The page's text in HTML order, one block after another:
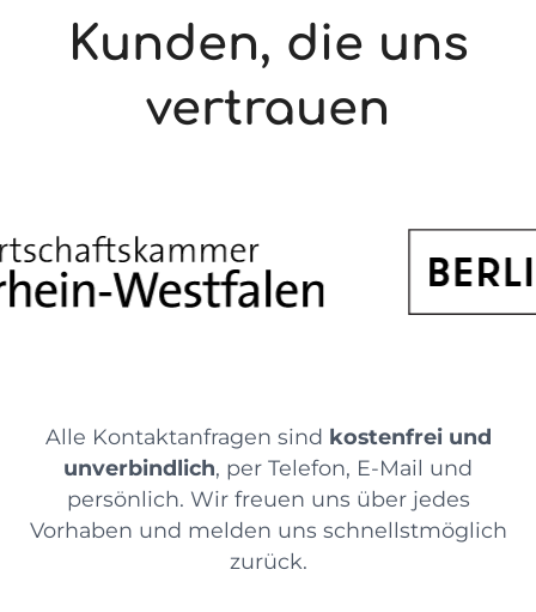
Kunden, die uns
vertrauen
Alle Kontaktanfragen sind kostenfrei und
unverbindlich, per Telefon, E-Mail und
persönlich. Wir freuen uns über jedes
Vorhaben und melden uns schnellstmöglich
zurück.